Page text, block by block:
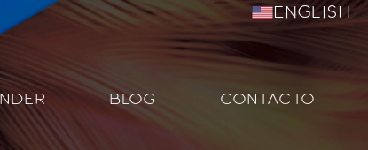
English
BLOG CONTACTO